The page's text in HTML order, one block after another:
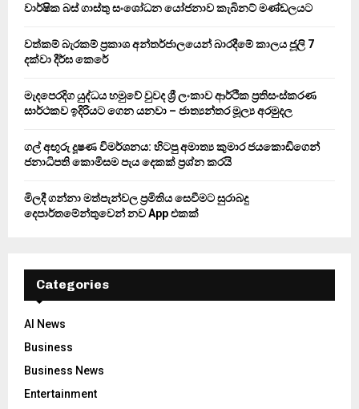
r
වාර්ෂික බස් ගාස්තු සංශෝධන යෝජනාව කැබිනට් මණ්ඩලයට
වත්කම් බැරකම් ප්‍රකාශ අන්තර්ජාලයෙන් බාරදීමේ කාලය ජූලි 7
දක්වා දීර්ඝ කෙරේ
මැදපෙරදිග යුද්ධය හමුවේ වුවද ශ්‍රී ලංකාව ආර්ථික ප්‍රතිසංස්කරණ
සාර්ථකව ඉදිරියට ගෙන යනවා – ජාත්‍යන්තර මූල්‍ය අරමුදල
ගල් අඟුරු දූෂණ විමර්ශනය: හිටපු අමාත්‍ය කුමාර ජයකොඩිගෙන්
ජනාධිපති කොමිසම පැය දෙකක් ප්‍රශ්න කරයි
මිලදී ගන්නා මත්පැන්වල ප්‍රමිතිය සෙවීමට සුරාබදු
දෙපාර්තමේන්තුවෙන් නව App එකක්
Categories
AI News
Business
Business News
Entertainment